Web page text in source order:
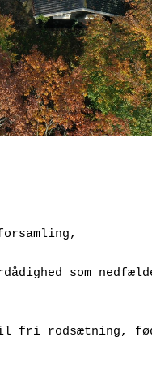
som
fri rodsætning,